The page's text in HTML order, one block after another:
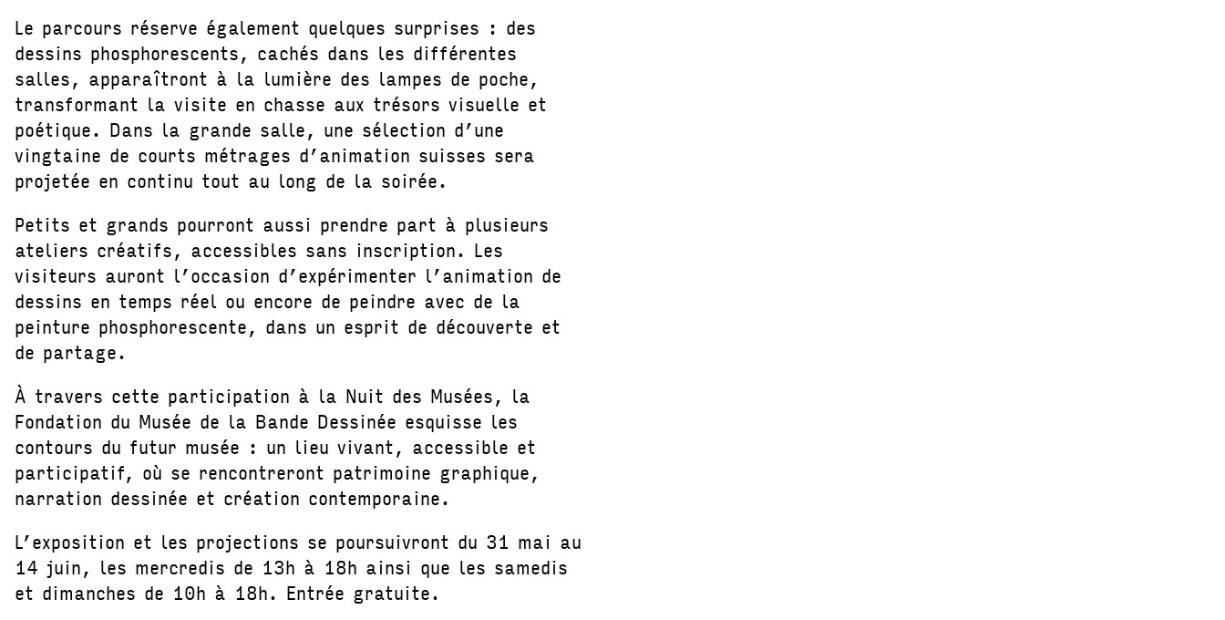
Le parcours réserve également quelques surprises : des
dessins phosphorescents, cachés dans les différentes
salles, apparaîtront à la lumière des lampes de poche,
transformant la visite en chasse aux trésors visuelle et
poétique. Dans la grande salle, une sélection d’une
vingtaine de courts métrages d’animation suisses sera
projetée en continu tout au long de la soirée.
Petits et grands pourront aussi prendre part à plusieurs
ateliers créatifs, accessibles sans inscription. Les
visiteurs auront l’occasion d’expérimenter l’animation de
dessins en temps réel ou encore de peindre avec de la
peinture phosphorescente, dans un esprit de découverte et
de partage.
À travers cette participation à la Nuit des Musées, la
Fondation du Musée de la Bande Dessinée esquisse les
contours du futur musée : un lieu vivant, accessible et
participatif, où se rencontreront patrimoine graphique,
narration dessinée et création contemporaine.
L’exposition et les projections se poursuivront du 31 mai au
14 juin, les mercredis de 13h à 18h ainsi que les samedis
et dimanches de 10h à 18h. Entrée gratuite.